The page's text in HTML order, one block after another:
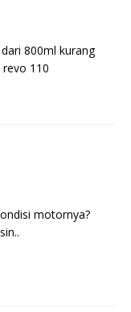
800ml kurang
110
motornya?